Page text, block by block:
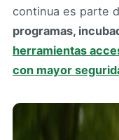
continua es parte
programas,
herramientas
con mayor